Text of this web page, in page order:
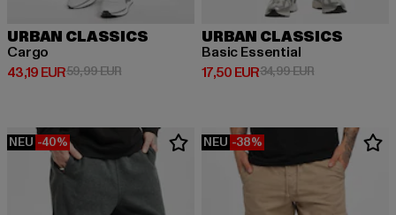
URBAN CLASSICS
Cargo
43,19 EUR
Derzeitiger Preis: 43,19 EUR
59,99 EURAktionspreis: 59,99 EUR
URBAN CLASSICS
Basic Essential
17,50 EUR
Derzeitiger Preis: 17,50 EUR
34,99 EURAktionspreis:
NEU -40% NEU -38%